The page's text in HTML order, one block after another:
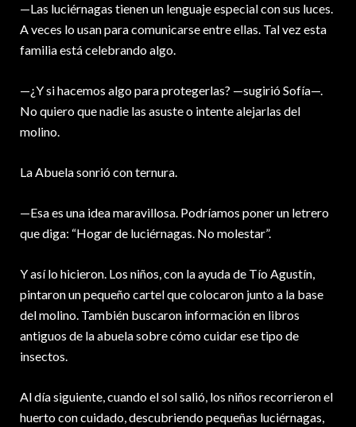
—Las luciérnagas tienen un lenguaje especial con sus luces.
A veces lo usan para comunicarse entre ellas. Tal vez esta
familia está celebrando algo.
—¿Y si hacemos algo para protegerlas? —sugirió Sofía—.
No quiero que nadie las asuste o intente alejarlas del
molino.
La Abuela sonrió con ternura.
—Esa es una idea maravillosa. Podríamos poner un letrero
que diga: “Hogar de luciérnagas. No molestar”.
Y así lo hicieron. Los niños, con la ayuda de Tío Agustín,
pintaron un pequeño cartel que colocaron junto a la base
del molino. También buscaron información en libros
antiguos de la abuela sobre cómo cuidar ese tipo de
insectos.
Al día siguiente, cuando el sol salió, los niños recorrieron el
huerto con cuidado, descubriendo pequeñas luciérnagas,